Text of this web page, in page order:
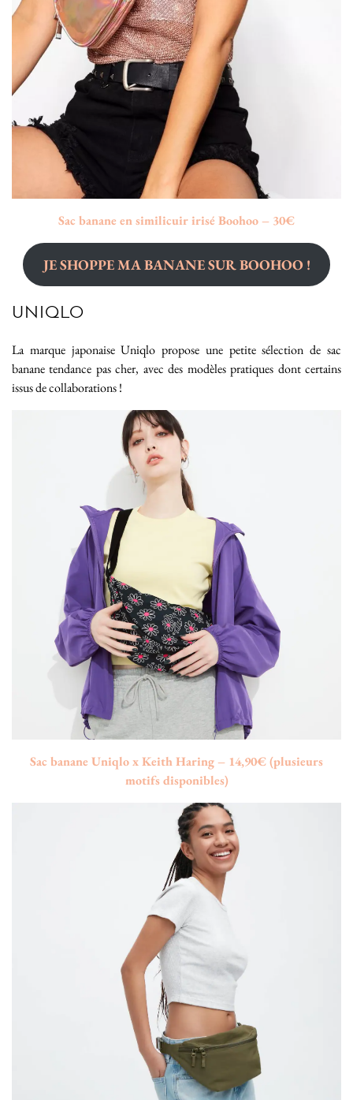
Sac banane en similicuir irisé Boohoo – 30€
JE SHOPPE MA BANANE SUR BOOHOO !
UNIQLO
La marque japonaise Uniqlo propose une petite sélection de sac
banane tendance pas cher, avec des modèles pratiques dont certains
issus de collaborations !
Sac banane Uniqlo x Keith Haring – 14,90€ (plusieurs
motifs disponibles)